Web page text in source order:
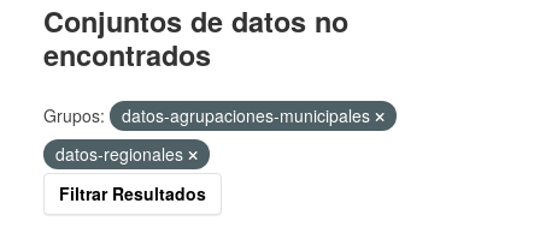
Conjuntos de datos no
encontrados
Grupos:
datos-agrupaciones-municipales
datos-regionales
Filtrar Resultados